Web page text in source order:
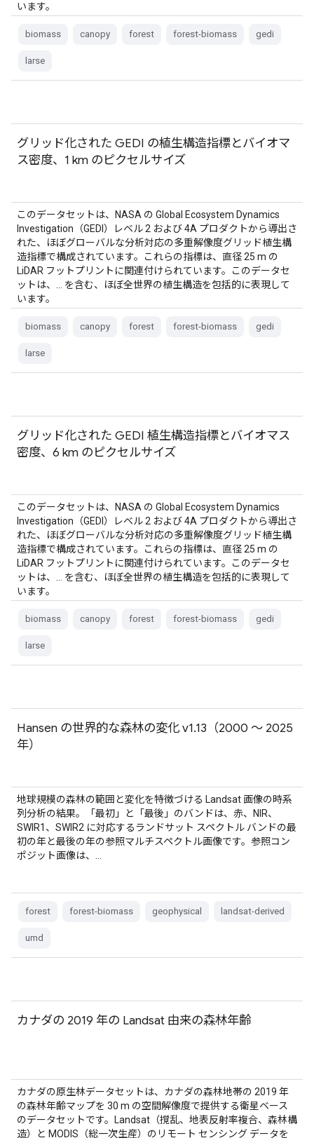
います。
biomass canopy forest forest-biomass gedi
larse
グリッド化された GEDI の植生構造指標とバイオマ
ス密度、1 km のピクセルサイズ
このデータセットは、NASA の Global Ecosystem Dynamics
Investigation（GEDI）レベル 2 および 4A プロダクトから導出さ
れた、ほぼグローバルな分析対応の多重解像度グリッド植生構
造指標で構成されています。これらの指標は、直径 25 m の
LiDAR フットプリントに関連付けられています。このデータセ
ットは、… を含む、ほぼ全世界の植生構造を包括的に表現して
います。
biomass canopy forest forest-biomass gedi
larse
グリッド化された GEDI 植生構造指標とバイオマス
密度、6 km のピクセルサイズ
このデータセットは、NASA の Global Ecosystem Dynamics
Investigation（GEDI）レベル 2 および 4A プロダクトから導出さ
れた、ほぼグローバルな分析対応の多重解像度グリッド植生構
造指標で構成されています。これらの指標は、直径 25 m の
LiDAR フットプリントに関連付けられています。このデータセ
ットは、… を含む、ほぼ全世界の植生構造を包括的に表現して
います。
biomass canopy forest forest-biomass gedi
larse
Hansen の世界的な森林の変化 v1.13（2000 ～ 2025
年）
地球規模の森林の範囲と変化を特徴づける Landsat 画像の時系
列分析の結果。「最初」と「最後」のバンドは、赤、NIR、
SWIR1、SWIR2 に対応するランドサット スペクトル バンドの最
初の年と最後の年の参照マルチスペクトル画像です。参照コン
ポジット画像は、…
forest forest-biomass geophysical landsat-derived
umd
カナダの 2019 年の Landsat 由来の森林年齢
カナダの原生林データセットは、カナダの森林地帯の 2019 年
の森林年齢マップを 30 m の空間解像度で提供する衛星ベース
のデータセットです。Landsat（撹乱、地表反射率複合、森林構
造）と MODIS（総一次生産）のリモート センシング データを